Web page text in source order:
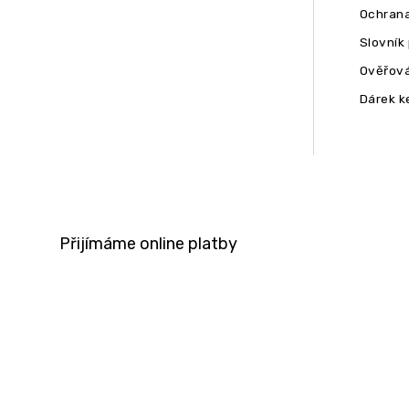
Slovník
Dárek
Přijímáme online platby